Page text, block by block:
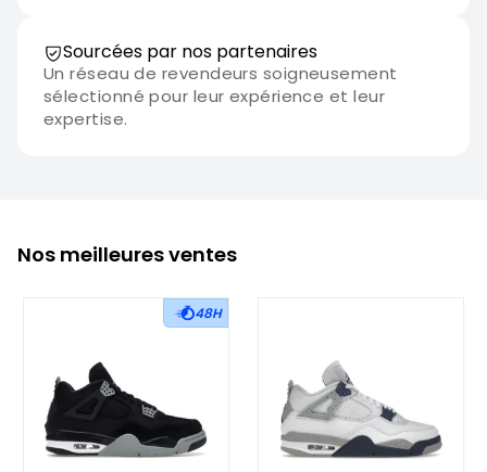
Sourcées par nos partenaires
Un réseau de revendeurs soigneusement
sélectionné pour leur expérience et leur
expertise.
Nos meilleures ventes
48H